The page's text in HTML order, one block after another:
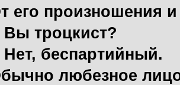
его произношения
Вы троцкист?
Нет, беспартийный.
любезное лицо